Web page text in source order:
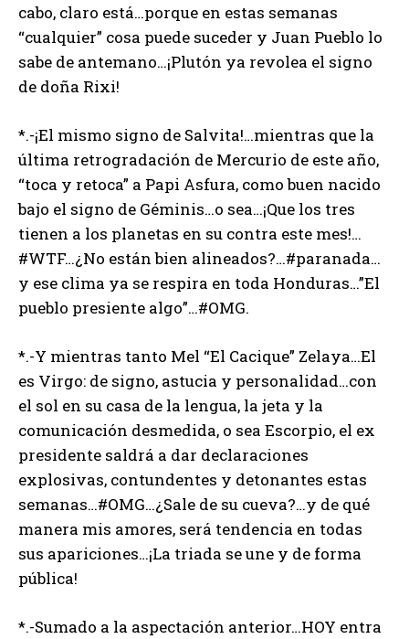
cabo, claro está…porque en estas semanas
“cualquier” cosa puede suceder y Juan Pueblo lo
sabe de antemano…¡Plutón ya revolea el signo
de doña Rixi!
*.-¡El mismo signo de Salvita!…mientras que la
última retrogradación de Mercurio de este año,
“toca y retoca” a Papi Asfura, como buen nacido
bajo el signo de Géminis…o sea…¡Que los tres
tienen a los planetas en su contra este mes!…
#WTF…¿No están bien alineados?…#paranada…
y ese clima ya se respira en toda Honduras…”El
pueblo presiente algo”…#OMG.
*.-Y mientras tanto Mel “El Cacique” Zelaya…El
es Virgo: de signo, astucia y personalidad…con
el sol en su casa de la lengua, la jeta y la
comunicación desmedida, o sea Escorpio, el ex
presidente saldrá a dar declaraciones
explosivas, contundentes y detonantes estas
semanas…#OMG…¿Sale de su cueva?…y de qué
manera mis amores, será tendencia en todas
sus apariciones…¡La triada se une y de forma
pública!
*.-Sumado a la aspectación anterior…HOY entra